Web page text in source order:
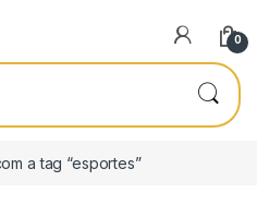
0
a tag “esportes”